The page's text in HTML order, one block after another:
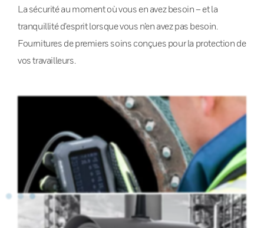
La sécurité au moment où vous en avez besoin – et la
tranquillité d’esprit lorsque vous n’en avez pas besoin.
Fournitures de premiers soins conçues pour la protection de
vos travailleurs.